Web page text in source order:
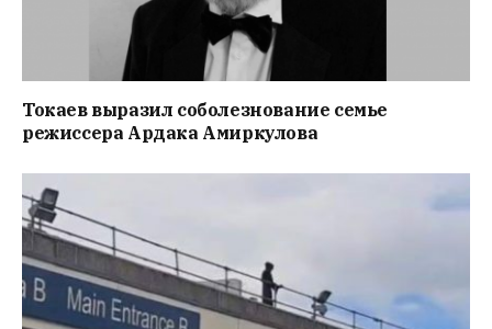
Токаев выразил соболезнование семье
режиссера Ардака Амиркулова